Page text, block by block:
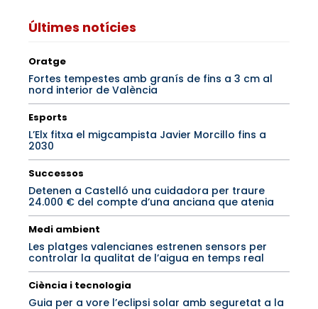
Últimes notícies
Oratge
Fortes tempestes amb granís de fins a 3 cm al
nord interior de València
Esports
L’Elx fitxa el migcampista Javier Morcillo fins a
2030
Successos
Detenen a Castelló una cuidadora per traure
24.000 € del compte d’una anciana que atenia
Medi ambient
Les platges valencianes estrenen sensors per
controlar la qualitat de l’aigua en temps real
Ciència i tecnologia
Guia per a vore l’eclipsi solar amb seguretat a la